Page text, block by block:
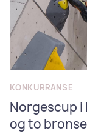
KONKURRANSE
Norgescup i
og to